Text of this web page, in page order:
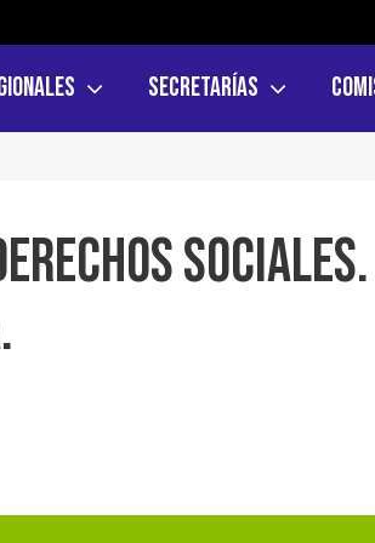
Secretarías
SOCIALES.